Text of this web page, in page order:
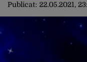
Publicat: 22.05.2021,